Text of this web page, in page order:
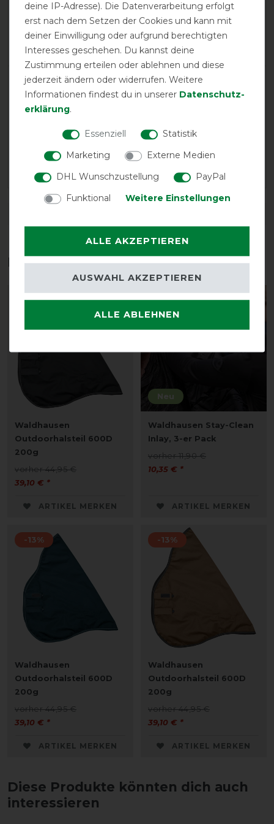
Positive
100%
Neutral
0%
Negative
0%
LATEST REVIEWS
11.01.2026
Das perfekte Zubehör für dich
-13%
Waldhausen
Outdoorhalsteil 600D
200g
vorher 44,95 €
39,10 € *
ARTIKEL MERKEN
Neu
-13%
Waldhausen Stay-Clean
Inlay, 3-er Pack
vorher 11,90 €
10,35 € *
ARTIKEL MERKEN
-13%
Waldhausen
Outdoorhalsteil 600D
200g
vorher 44,95 €
39,10 € *
ARTIKEL MERKEN
-13%
Waldhausen
Outdoorhalsteil 600D
200g
vorher 44,95 €
39,10 € *
ARTIKEL MERKEN
Diese Produkte könnten dich auch
interessieren
deine IP-Adresse). Die Datenverarbeitung erfolgt
erst nach dem Setzen der Cookies und kann mit
deiner Einwilligung oder aufgrund berechtigten
Interesses geschehen. Du kannst deine
Zustimmung erteilen oder ablehnen und diese
jederzeit ändern oder widerrufen. Weitere
Informationen findest du in unserer Daten­schutz­
erklärung.
Essenziell
Statistik
Marketing
Externe Medien
DHL Wunschzustellung
PayPal
Funktional
Weitere Einstellungen
ALLE AKZEPTIEREN
ALLE ABLEHNEN
AUSWAHL AKZEPTIEREN